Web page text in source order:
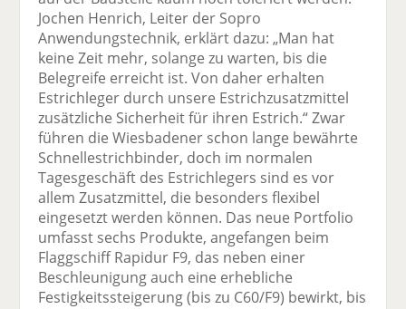
Jochen Henrich, Leiter der Sopro
Anwendungstechnik, erklärt dazu: „Man hat
keine Zeit mehr, solange zu warten, bis die
Belegreife erreicht ist. Von daher erhalten
Estrichleger durch unsere Estrichzusatzmittel
zusätzliche Sicherheit für ihren Estrich.“ Zwar
führen die Wiesbadener schon lange bewährte
Schnellestrichbinder, doch im normalen
Tagesgeschäft des Estrichlegers sind es vor
allem Zusatzmittel, die besonders flexibel
eingesetzt werden können. Das neue Portfolio
umfasst sechs Produkte, angefangen beim
Flaggschiff Rapidur F9, das neben einer
Beschleunigung auch eine erhebliche
Festigkeitssteigerung (bis zu C60/F9) bewirkt, bis